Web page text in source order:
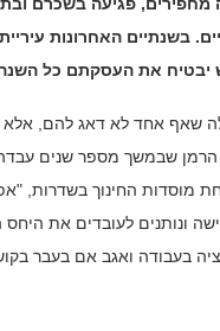
פגיעה בשכרם
בשנתיים האחרונות
יבטיח את העסקתם כל
שאף אחד לא דאג להם,
הרמן שבמשך מספר שנים
החינוך בשדרות,
ונותנים לעובדים את היחס
בעבודה ואגב אם בעבר